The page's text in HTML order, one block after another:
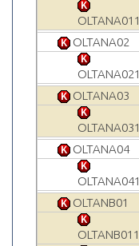
OLTANA011
OLTANA02
OLTANA021
OLTANA03
OLTANA031
OLTANA04
OLTANA041
OLTANB01
OLTANB011